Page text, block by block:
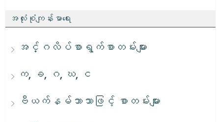
အလုံးစုံကျန်းမာရေး
အင်္ဂလိပ်စာရွက်စာတမ်းများ
က, ခ, ဂ, ဃ, င
ဗီယက်နမ်ဘာသာဖြင့် စာတမ်းများ